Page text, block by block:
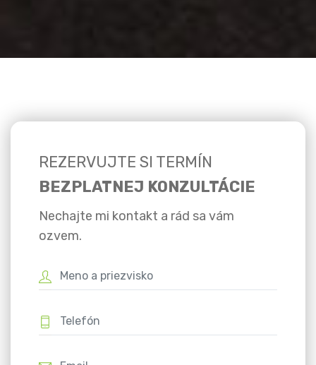
REZERVUJTE SI TERMÍN
BEZPLATNEJ KONZULTÁCIE
Nechajte mi kontakt a rád sa vám
ozvem.